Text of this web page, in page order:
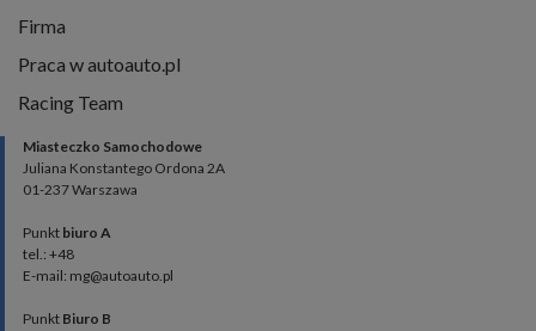
Firma
Praca w autoauto.pl
Racing Team
Miasteczko Samochodowe
Juliana Konstantego Ordona 2A
01-237 Warszawa
Punkt biuro A
tel.: +48
E-mail: mg@autoauto.pl
Punkt Biuro B